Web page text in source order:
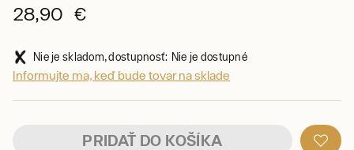
28,90 €
Nie je skladom, dostupnosť: Nie je dostupné
Informujte ma, keď bude tovar na sklade
PRIDAŤ DO KOŠÍKA